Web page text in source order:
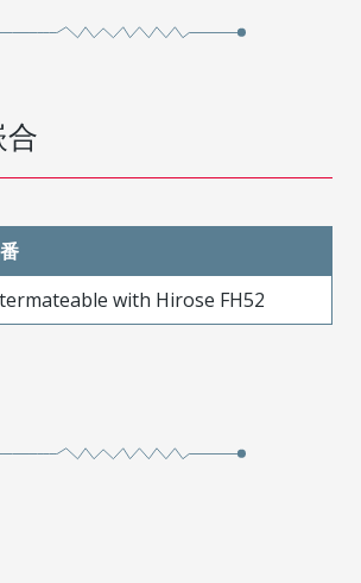
with Hirose FH52